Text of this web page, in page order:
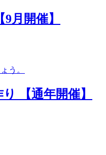
月開催】
う。
【通年開催】